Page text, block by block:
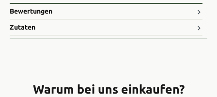
Bewertungen
Zutaten
Warum bei uns einkaufen?